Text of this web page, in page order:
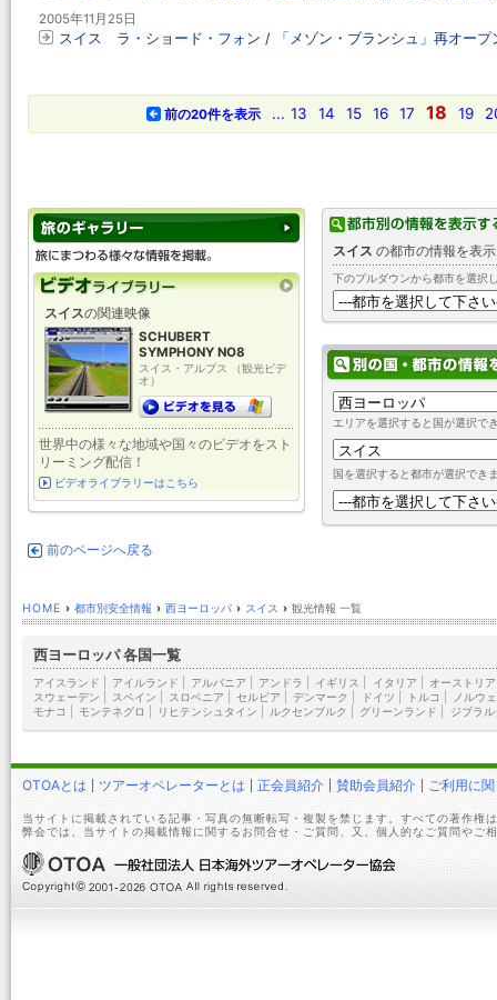
2005年11月25日
スイス ラ・ショード・フォン / 「メゾン・ブランシュ」再オープ
前の20件を表示 ... 13 14 15 16 17 18 19
スイス の都市の情報を表
下のプルダウンから都市を選択
エリアを選択すると国が選択で
国を選択すると都市が選択でき
スイスの関連映像
SCHUBERT
SYMPHONY NO8
スイス・アルプス （観光ビデ
オ）
世界中の様々な地域や国々のビデオをスト
リーミング配信！
ビデオライブラリーはこちら
前のページへ戻る
HOME › 都市別安全情報 › 西ヨーロッパ › スイス › 観光情報 一覧
西ヨーロッパ 各国一覧
アイスランド アイルランド アルバニア アンドラ イギリス イタリア オーストリア
スウェーデン
スペイン スロベニア セルビア デンマーク ドイツ トルコ
ノルウ
モナコ
モンテネグロ リヒテンシュタイン ルクセンブルク グリーンランド ジブラル
OTOAとは ツアーオペレーターとは 正会員紹介 賛助会員紹介 ご利用に
当サイトに掲載されている記事・写真の無断転写・複製を禁じます。すべての著作権
弊会では、当サイトの掲載情報に関するお問合せ・ご質問、又、個人的なご質問やご